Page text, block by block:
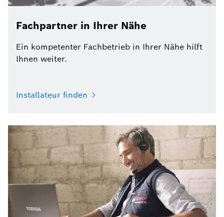
Fachpartner in Ihrer Nähe
Ein kompetenter Fachbetrieb in Ihrer Nähe hilft
Ihnen weiter.
Installateur finden